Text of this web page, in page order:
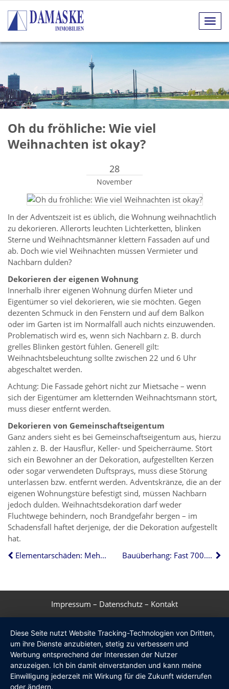
Oh du fröhliche: Wie viel
Weihnachten ist okay?
28
November
In der Adventszeit ist es üblich, die Wohnung weihnachtlich
zu dekorieren. Allerorts leuchten Lichterketten, blinken
Sterne und Weihnachtsmänner klettern Fassaden auf und
ab. Doch wie viel Weihnachten müssen Vermieter und
Nachbarn dulden?
Dekorieren der eigenen Wohnung
Innerhalb ihrer eigenen Wohnung dürfen Mieter und
Eigentümer so viel dekorieren, wie sie möchten. Gegen
dezenten Schmuck in den Fenstern und auf dem Balkon
oder im Garten ist im Normalfall auch nichts einzuwenden.
Problematisch wird es, wenn sich Nachbarn z. B. durch
grelles Blinken gestört fühlen. Generell gilt:
Weihnachtsbeleuchtung sollte zwischen 22 und 6 Uhr
abgeschaltet werden.
Achtung: Die Fassade gehört nicht zur Mietsache – wenn
sich der Eigentümer am kletternden Weihnachtsmann stört,
muss dieser entfernt werden.
Dekorieren von Gemeinschaftseigentum
Ganz anders sieht es bei Gemeinschaftseigentum aus, hierzu
zählen z. B. der Hausflur, Keller- und Speicherräume. Stört
sich ein Bewohner an der Dekoration, aufgestellten Kerzen
oder sogar verwendeten Duftsprays, muss diese Störung
unterlassen bzw. entfernt werden. Adventskränze, die an der
eigenen Wohnungstüre befestigt sind, müssen Nachbarn
jedoch dulden. Weihnachtsdekoration darf weder
Fluchtwege behindern, noch Brandgefahr bergen – im
Schadensfall haftet derjenige, der die Dekoration aufgestellt
hat.
Elementarschäden: Mehrheit der Gebäude nicht richtig versichert
Bauüberhang: Fast 700.000 Wohnungen warten auf Fertigstellung
Impressum – Datenschutz – Kontakt
Diese Seite nutzt Website Tracking-Technologien von Dritten,
um ihre Dienste anzubieten, stetig zu verbessern und
Werbung entsprechend der Interessen der Nutzer
anzuzeigen. Ich bin damit einverstanden und kann meine
Einwilligung jederzeit mit Wirkung für die Zukunft widerrufen
oder ändern.